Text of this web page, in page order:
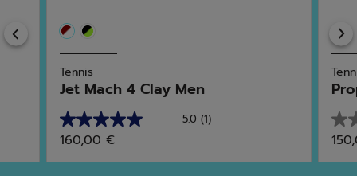
Previous
Tennis
Jet Mach 4 Clay Men
5.0 (1)
5.0
sur
5
160,00 €
0.0
sur
5